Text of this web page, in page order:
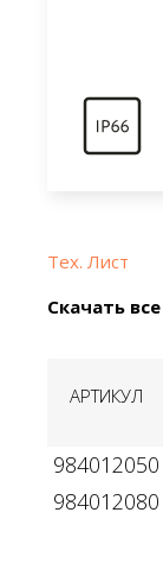
Тех. Лист
Скачать все
АРТИКУЛ
984012050
984012080